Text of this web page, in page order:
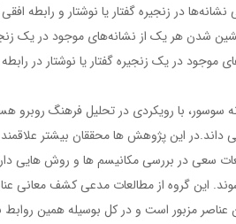
در زنجیره گفتار یا نوشتار و رابطه
شدن هر یک از نشانه‌های موجود در یک
موجود در یک زنجیره گفتار یا نوشتار
سوسور، با رویکردی در تحلیل فرهنگ
داند.در این پژوهش ها محققان بیشتر
سعی در بررسی مکانیسم ها و روش هایی
این گروه از مطالعات مدعی کشف معانی
مزبور است و در کل بوسیله همین روابط